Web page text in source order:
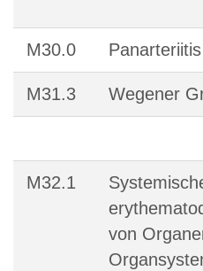
M30.0
M31.3 Wegener
M32.1
von